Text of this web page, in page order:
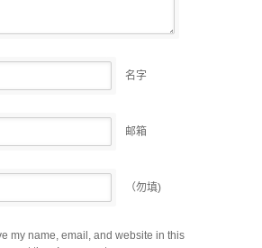
名字
邮箱
（勿填)
my name, email, and website in this